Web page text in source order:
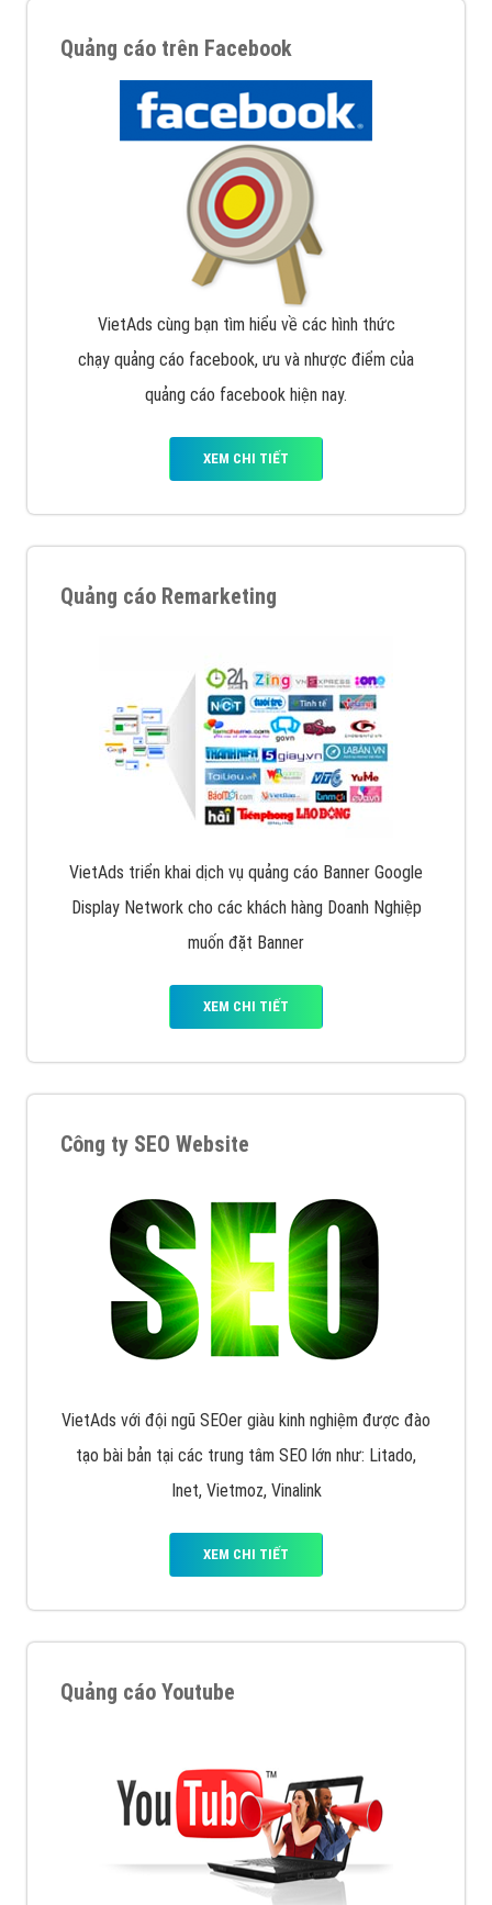
Quảng cáo trên Facebook
VietAds cùng bạn tìm hiểu về các hình thức
chạy quảng cáo facebook, ưu và nhược điểm của
quảng cáo facebook hiện nay.
XEM CHI TIẾT
Quảng cáo Remarketing
VietAds triển khai dịch vụ quảng cáo Banner Google
Display Network cho các khách hàng Doanh Nghiệp
muốn đặt Banner
XEM CHI TIẾT
Công ty SEO Website
VietAds với đội ngũ SEOer giàu kinh nghiệm được đào
tạo bài bản tại các trung tâm SEO lớn như: Litado,
Inet, Vietmoz, Vinalink
XEM CHI TIẾT
Quảng cáo Youtube